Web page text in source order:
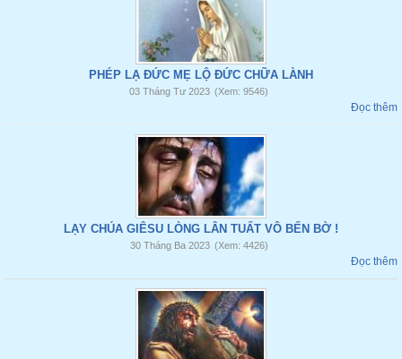
PHÉP LẠ ĐỨC MẸ LỘ ĐỨC CHỮA LÀNH
03 Tháng Tư 2023 (Xem: 9546)
Đọc thêm
LẠY CHÚA GIÊSU LÒNG LÂN TUẤT VÔ BẾN BỜ !
30 Tháng Ba 2023 (Xem: 4426)
Đọc thêm